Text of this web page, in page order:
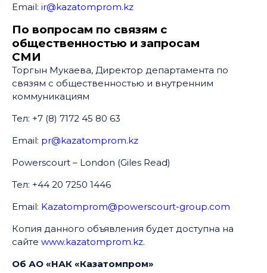
Email: ir@kazatomprom.kz
По вопросам по связям с
общественностью и запросам
СМИ
Торгын Мукаева, Директор департамента по
связям с общественностью и внутренним
коммуникациям
Тел: +7 (8) 7172 45 80 63
Email: pr@kazatomprom.kz
Powerscourt – London (Giles Read)
Тел: +44 20 7250 1446
Email: Kazatomprom@powerscourt-group.com
Копия данного объявления будет доступна на
сайте www.kazatomprom.kz.
Об АО «НАК «Казатомпром»